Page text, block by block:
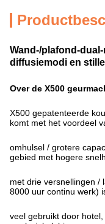
Wand-/plafond-
diffusiemodi en
Over de X500
X500 gepatenteerde
komt met het voordeel
omhulsel / grotere
gebied met hogere
met drie versnellingen /
8000 uur continu werk)
veel gebruikt door